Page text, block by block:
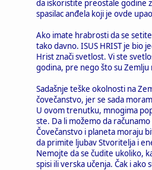
da iskoristite preostale godine
spasilac anđela koji je ovde
Ako imate hrabrosti da se
tako davno. ISUS HRIST je bio
Hrist znači svetlost. Vi ste
godina, pre nego što su Zemlju
Sadašnje teške okolnosti na
čovečanstvo, jer se sada
U ovom trenutku, mnogima
ste. Da li možemo da računamo
Čovečanstvo i planeta moraju
da primite ljubav Stvoritelja i
Nemojte da se čudite ukoliko,
spisi ili verska učenja. Čak i